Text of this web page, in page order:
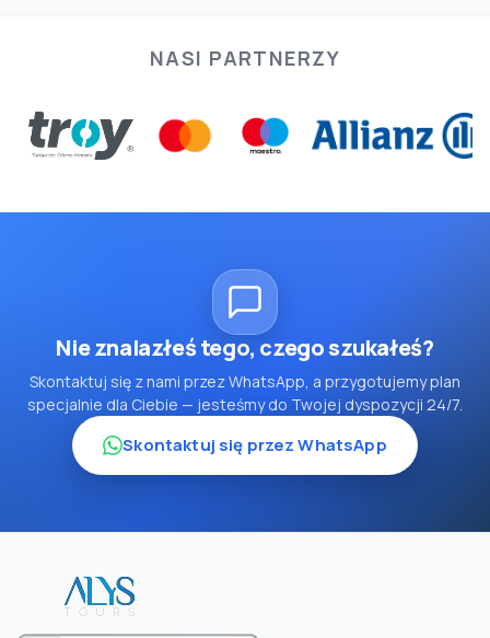
NASI PARTNERZY
Nie znalazłeś tego, czego szukałeś?
Skontaktuj się z nami przez WhatsApp, a przygotujemy plan
specjalnie dla Ciebie — jesteśmy do Twojej dyspozycji 24/7.
Skontaktuj się przez WhatsApp